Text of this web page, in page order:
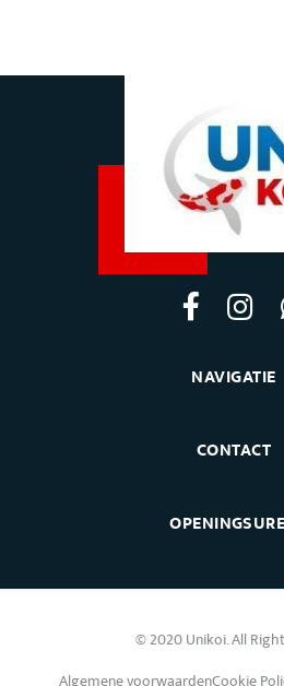
NAVIGATIE
CONTACT
© 2020 Unikoi. All
Algemene voorwaardenCookie